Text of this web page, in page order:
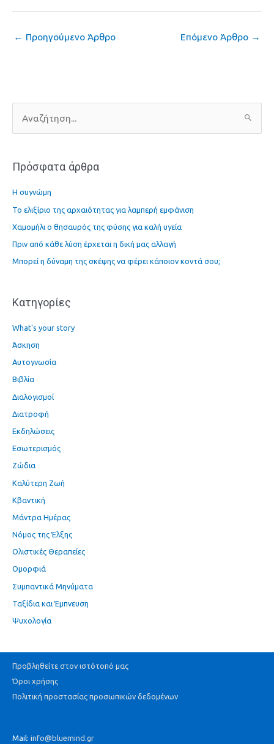
← Προηγούμενο Άρθρο Επόμενο Άρθρο →
ν
ζ
τ
η
σ
η
γ
Πρόσφατα άρθρα
Η συγνώμη
Το ελιξίριο της αρχαιότητας για λαμπερή εμφάνιση
Χαμομήλι ο θησαυρός της φύσης για καλή υγεία
Πριν από κάθε λύση έρχεται η δική μας αλλαγή
Μπορεί η δύναμη της σκέψης να φέρει κάποιον κοντά σου;
Kατηγορίες
What's your story
Άσκηση
Αυτογνωσία
Βιβλία
Διαλογισμοί
Διατροφή
Εκδηλώσεις
Εσωτερισμός
Ζώδια
Καλύτερη Ζωή
Κβαντική
Μάντρα Ημέρας
Νόμος της Έλξης
Ολιστικές Θεραπείες
Ομορφιά
Συμπαντικά Μηνύματα
Ταξίδια και Έμπνευση
Ψυχολογία
Προβληθείτε στον ιστότοπό μας
Όροι χρήσης
Πολιτική προστασίας προσωπικών δεδομένων
Mail: info@bluemind.gr